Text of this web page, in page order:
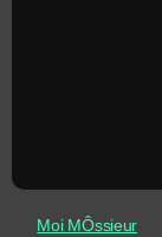
Moi MÔssieur